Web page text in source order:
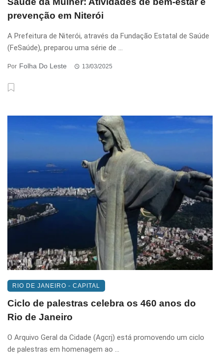
prevenção em Niterói
A Prefeitura de Niterói, através da Fundação Estatal de Saúde
(FeSaúde), preparou uma série de ...
Por Folha Do Leste 13/03/2025
RIO DE JANEIRO - CAPITAL
Ciclo de palestras celebra os 460 anos do
Rio de Janeiro
O Arquivo Geral da Cidade (Agcrj) está promovendo um ciclo
de palestras em homenagem ao ...